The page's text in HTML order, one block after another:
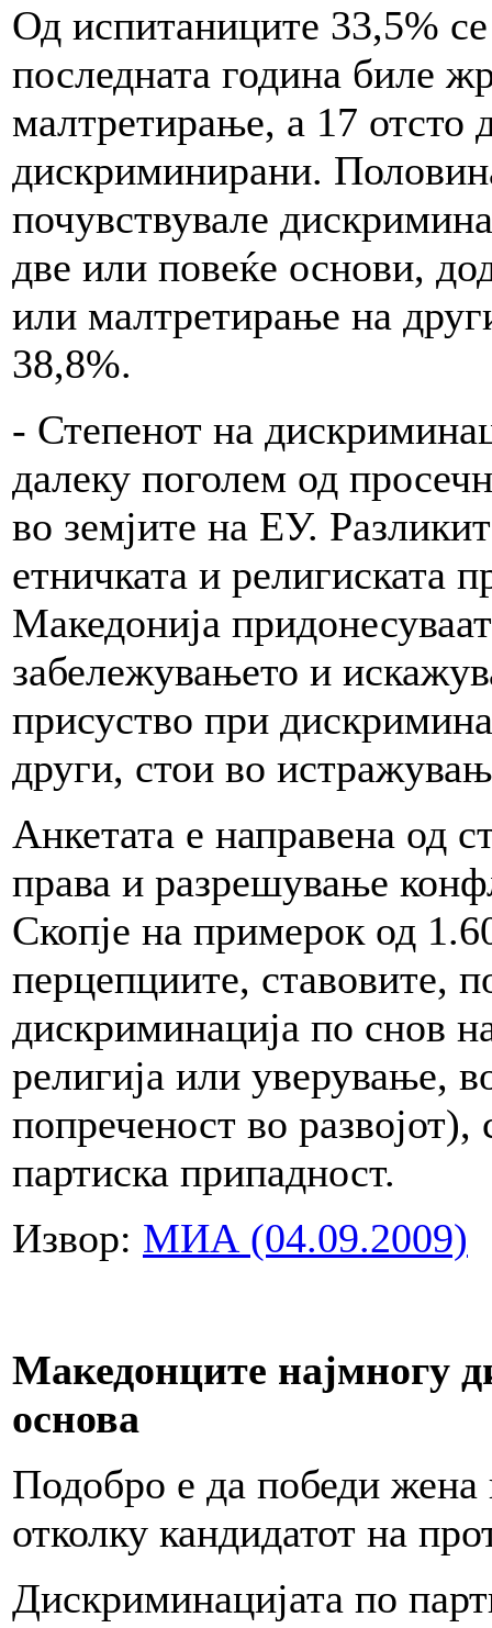
Од испитаниците 33,5% се
последната година биле
малтретирање, а 17 отсто
дискриминирани.
почувствувале
две или повеќе основи,
или малтретирање на
38,8%.
- Степенот на
далеку поголем од
во земјите на ЕУ.
етничката и религиската
Македонија
забележувањето и
присуство при
други, стои во
Анкетата е направена од
права и разрешување
Скопје на примерок од
перцепциите, ставовите,
дискриминација по снов
религија или уверување,
попреченост во развојот),
партиска припадност.
Извор: МИА (04.09.2009)
Македонците најмногу
основа
Подобро е да победи жена
отколку кандидатот на
Дискриминацијата по